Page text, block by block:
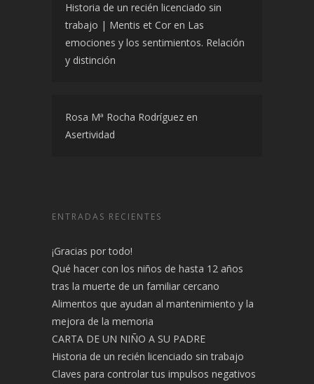
Historia de un recién licenciado sin
trabajo | Mentis et Cor en Las
emociones y los sentimientos. Relación
y distinción
Rosa Mª Rocha Rodríguez en
Asertividad
ENTRADAS RECIENTES
¡Gracias por todo!
Qué hacer con los niños de hasta 12 años
tras la muerte de un familiar cercano
Alimentos que ayudan al mantenimiento y la
mejora de la memoria
CARTA DE UN NIÑO A SU PADRE
Historia de un recién licenciado sin trabajo
Claves para controlar tus impulsos negativos